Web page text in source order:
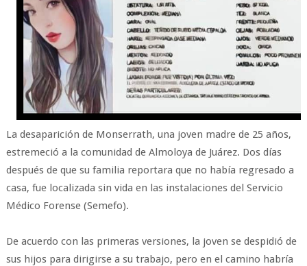
La desaparición de Monserrath, una joven madre de 25 años,
estremeció a la comunidad de Almoloya de Juárez. Dos días
después de que su familia reportara que no había regresado a
casa, fue localizada sin vida en las instalaciones del Servicio
Médico Forense (Semefo).
De acuerdo con las primeras versiones, la joven se despidió de
sus hijos para dirigirse a su trabajo, pero en el camino habría